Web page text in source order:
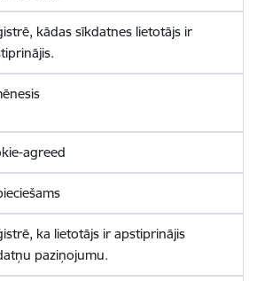
kādas sīkdatnes lietotājs ir
agreed
ka lietotājs ir apstiprinājis
paziņojumu.